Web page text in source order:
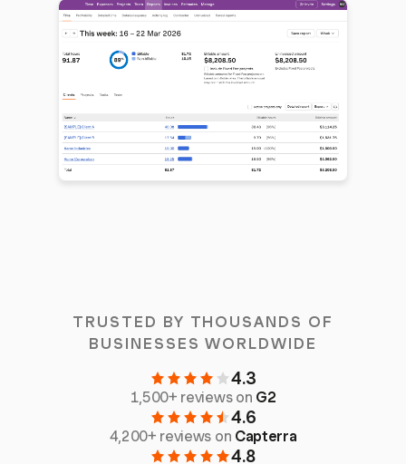
TRUSTED BY THOUSANDS OF
BUSINESSES WORLDWIDE
4.3
1,500+ reviews on G2
4.6
4,200+ reviews on Capterra
4.8